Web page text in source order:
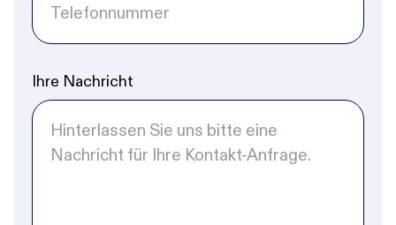
Ihre Nachricht